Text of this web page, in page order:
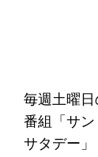
毎週土曜
番組「サ
サタデー